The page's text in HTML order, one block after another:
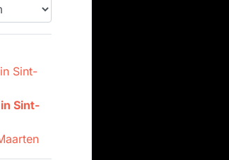
Sint-
Sint-